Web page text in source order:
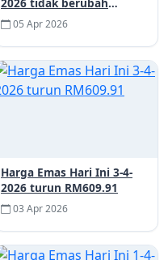
RM609.96
05 Apr 2026
Harga Emas Hari Ini 3-4-
2026 turun RM609.91
03 Apr 2026